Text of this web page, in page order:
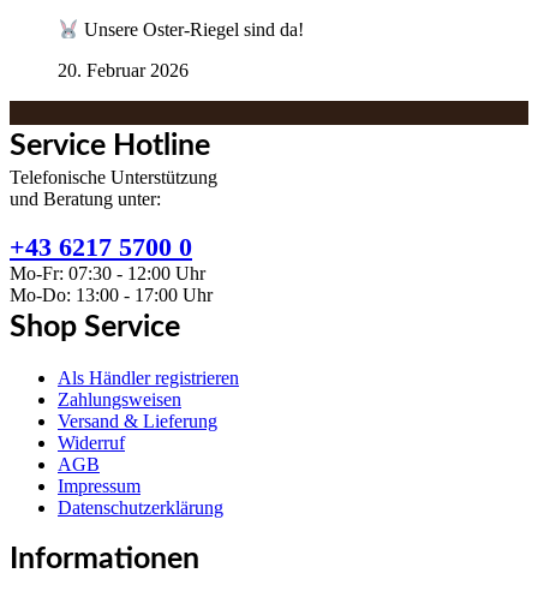
Unsere Oster-Riegel sind da!
20. Februar 2026
Service Hotline
Telefonische Unterstützung
und Beratung unter:
+43 6217 5700 0
Mo-Fr: 07:30 - 12:00 Uhr
Mo-Do: 13:00 - 17:00 Uhr
Shop Service
Als Händler registrieren
Zahlungsweisen
Versand & Lieferung
Widerruf
AGB
Impressum
Datenschutzerklärung
Informationen